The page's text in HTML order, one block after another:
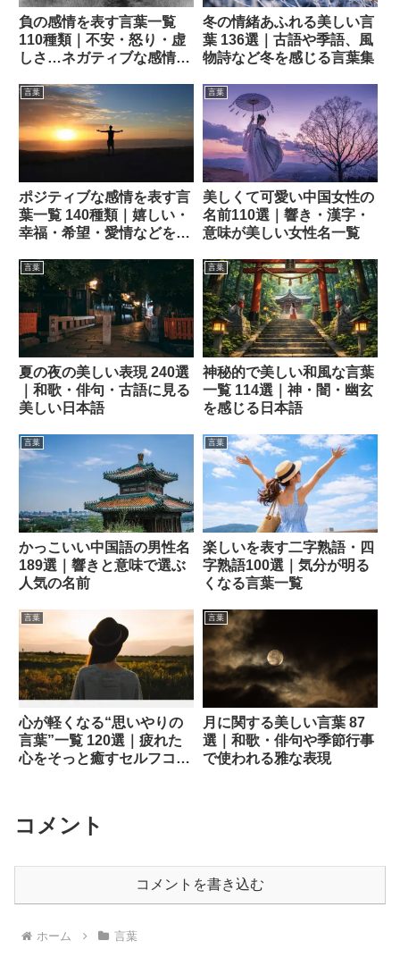
負の感情を表す言葉一覧
110種類｜不安・怒り・虚
しさ…ネガティブな感情表
冬の情緒あふれる美しい言
葉 136選｜古語や季語、風
物詩など冬を感じる言葉集
言葉
ポジティブな感情を表す言
葉一覧 140種類｜嬉しい・
幸福・希望・愛情などを表
言葉
美しくて可愛い中国女性の
名前110選｜響き・漢字・
意味が美しい女性名一覧
言葉
夏の夜の美しい表現 240選
｜和歌・俳句・古語に見る
美しい日本語
言葉
神秘的で美しい和風な言葉
一覧 114選｜神・闇・幽玄
を感じる日本語
言葉
かっこいい中国語の男性名
189選｜響きと意味で選ぶ
人気の名前
言葉
楽しいを表す二字熟語・四
字熟語100選｜気分が明る
くなる言葉一覧
言葉
心が軽くなる“思いやりの
言葉”一覧 120選｜疲れた
心をそっと癒すセルフコン
言葉
月に関する美しい言葉 87
選｜和歌・俳句や季節行事
で使われる雅な表現
コメント
コメントを書き込む
ホーム 言葉